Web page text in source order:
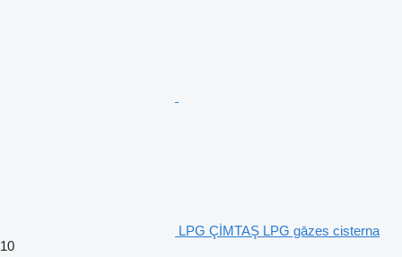
LPG ÇİMTAŞ LPG gāzes cisterna
10